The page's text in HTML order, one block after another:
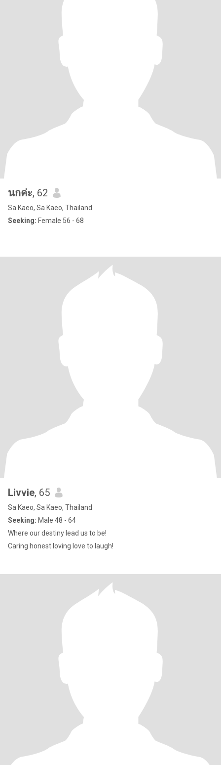
นกค่ะ, 62
Sa Kaeo, Sa Kaeo, Thailand
Seeking: Female 56 - 68
Livvie, 65
Sa Kaeo, Sa Kaeo, Thailand
Seeking: Male 48 - 64
Where our destiny lead us to be!
Caring honest loving love to laugh!